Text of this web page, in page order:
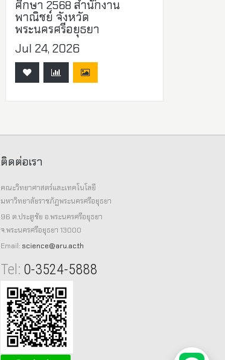
ศึกษา 2568 สำนักงาน
พาณิชย์ จังหวัด
พระนครศรีอยุธยา
Jul 24, 2026
ติดต่อเรา
คณะวิทยาศาสตร์และเทคโนโลยี
มหาวิทยาลัยราชภัฏพระนครศรีอยุธยา
96 ต.ประตูชัย อ.พระนครศรีอยุธยา
จ.พระนครศรีอยุธยา 13000
Email: science@aru.ac.th
Tel: 0-3524-5888